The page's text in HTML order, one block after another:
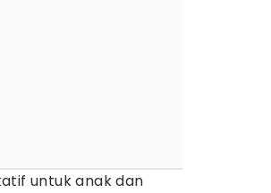
untuk anak dan